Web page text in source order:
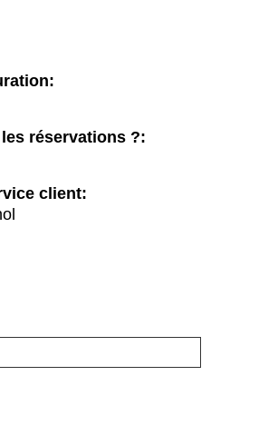
réservations ?:
client: